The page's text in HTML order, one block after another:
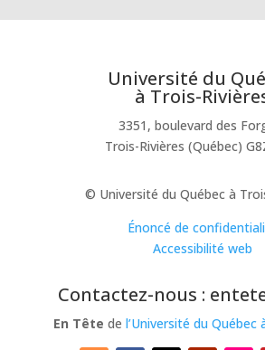
Université du
à Trois-
3351, boulevard des
Trois-Rivières (Québec)
© Université du Québec à
Énoncé de
Accessibilité web
Contactez-nous :
En Tête del’Université du Québec